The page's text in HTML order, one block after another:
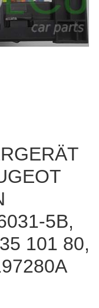
5B,
101 80,